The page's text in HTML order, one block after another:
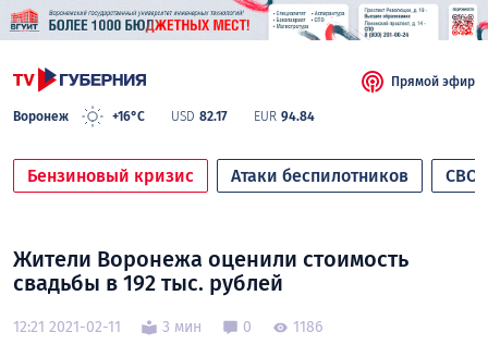
Воронеж +16°C USD 82.17 EUR 94.84
Прямой эфир
Бензиновый кризис Атаки беспилотников СВО
Жители Воронежа оценили стоимость
свадьбы в 192 тыс. рублей
12:21 2021-02-11 3 мин 0 1186